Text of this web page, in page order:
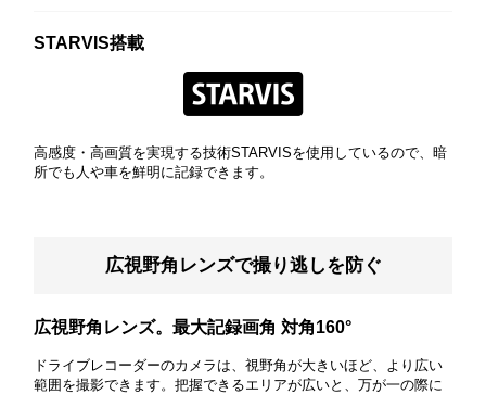
STARVIS搭載
高感度・高画質を実現する技術STARVISを使用しているので、暗
所でも人や車を鮮明に記録できます。
広視野角レンズで撮り逃しを防ぐ
広視野角レンズ。最大記録画角 対角160°
ドライブレコーダーのカメラは、視野角が大きいほど、より広い
範囲を撮影できます。把握できるエリアが広いと、万が一の際に